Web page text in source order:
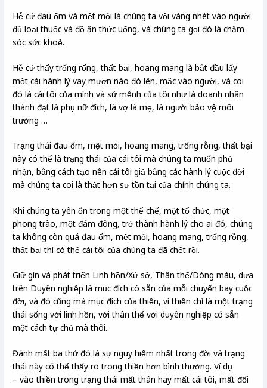
Hễ cứ đau ốm và mệt mỏi là chúng ta vội vàng nhét vào người
đủ loại thuốc và đồ ăn thức uống, và chúng ta gọi đó là chăm
sóc sức khoẻ.
Hễ cứ thấy trống rống, thất bại, hoang mang là bắt đầu lấy
một cái hành lý vay mượn nào đó lên, mặc vào người, và coi
đó là cái tôi của mình và sứ mệnh của tôi như là doanh nhân
thành đạt là phụ nữ đích, là vợ là mẹ, là người bảo vệ môi
trường …
Trạng thái đau ốm, mệt mỏi, hoang mang, trống rỗng, thất bại
này có thể là trạng thái của cái tôi mà chúng ta muốn phủ
nhận, bằng cách tạo nên cái tôi giả bằng các hành lý cuộc đời
mà chúng ta coi là thật hơn sự tồn tại của chính chúng ta.
Khi chúng ta yên ổn trong một thể chế, một tổ chức, một
phong trào, một đám đông, trở thành hành lý cho ai đó, chúng
ta không còn quá đau ốm, mệt mỏi, hoang mang, trống rỗng,
thất bại thì có thể cái tôi của chúng ta đã chết rồi.
Giữ gìn và phát triển Linh hồn/Xứ sở, Thân thể/Dòng máu, dựa
trên Duyên nghiệp là mục đích có sẵn của mỗi chuyến bay cuộc
đời, và đó cũng mà mục đích của thiền, vì thiền chỉ là một trạng
thái sống với linh hồn, với thân thể với duyên nghiệp có sẵn
một cách tự chủ mà thôi.
Đánh mất ba thứ đó là sự nguy hiểm nhất trong đời và trạng
thái này có thể thấy rõ trong thiền hơn bình thường. Ví dụ
– vào thiền trong trạng thái mất thân hay mất cái tôi, mất đối